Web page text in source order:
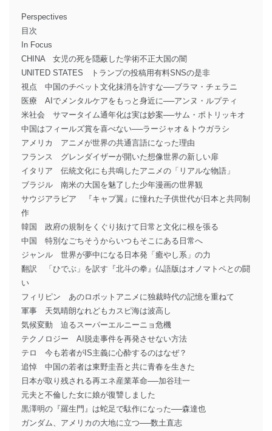
Perspectives
目次
In Focus
CHINA 女児の死を隠蔽した学術不正大国の闇
UNITED STATES トランプの投稿用有料SNSの是非
視点 中国のチベット文化抹消を許すな──ブラマ・チェラニ
医療 AIでメンタルケアをもっと身近に──アンヌ・ルプティ
米社会 サマータイム通年化は実は妙案──サム・ポトリッキオ
中国はフィールズ賞を喜べない──ラージャオ＆トウガラシ
アメリカ アニメが世界の共通言語になった理由
フランス グレンダイザーが開いた想像世界の新しい扉
イタリア 伝統文化にも共鳴したアニメの「リアルな物語」
ブラジル 南米の大国を魅了した少年漫画の世界観
サウジアラビア 『キャプ翼』に憧れた子供世代が日本と共同制
作
韓国 政府の規制をくぐり抜けて日常と文化に根を張る
中国 特別なごちそうからいつもそこにある日常へ
ジャンル 世界が夢中になる日本発「癒やし系」の力
翻訳 「ひでぶ」を訳す『北斗の拳』仏語版はオノマトペとの闘
い
フィリピン あのロボットアニメに独裁時代の記憶を重ねて
軍事 天気晴朗なれどもカスピ海は波高し
気候変動 迫るスーパーエルニーニョ危機
テクノロジー AI脱走事件を再発させない方法
テロ 今も若者がIS主義に心酔するのはなぜ？
追悼 中国の若者は東野圭吾と共に青春を生きた
日本が取り残される再エネ産業革命──加谷珪一
元夫と不倫した女に娘が復讐しました
黒澤明の『羅生門』は蛇足で駄作になった──森達也
ガンダム、アメリカの大地に立つ──数土直志